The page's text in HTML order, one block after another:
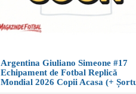
Argentina Giuliano Simeone #17
Echipament de Fotbal Replică
Mondial 2026 Copii Acasa (+